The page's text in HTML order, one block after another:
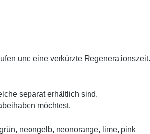
und eine verkürzte Regenerationszeit.
separat erhältlich sind.
möchtest.
neongelb, neonorange, lime, pink